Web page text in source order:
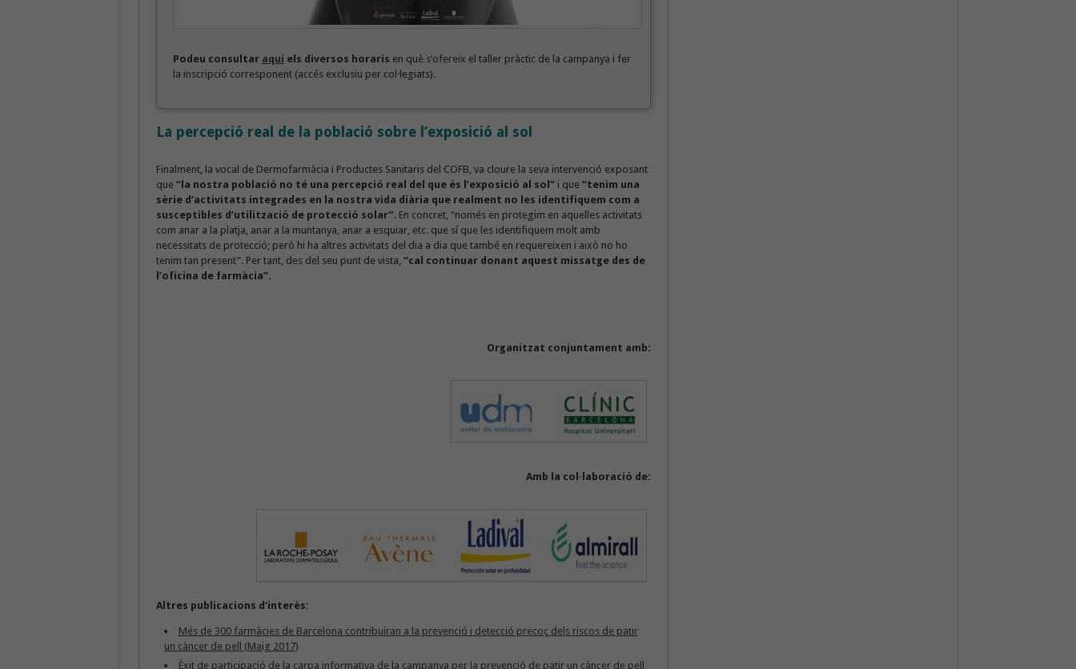
Podeu consultar aquíels diversos horaris en què s’ofereix el taller pràctic de la campanya i fer
la inscripció corresponent (accés exclusiu per col·legiats).
La percepció real de la població sobre l’exposició al sol
Finalment, la vocal de Dermofarmàcia i Productes Sanitaris del COFB, va cloure la seva intervenció exposant
que “la nostra població no té una percepció real del que és l’exposició al sol”i que “tenim una
sèrie d’activitats integrades en la nostra vida diària que realment no les identifiquem com a
susceptibles d’utilització de protecció solar”. En concret, “només en protegim en aquelles activitats
com anar a la platja, anar a la muntanya, anar a esquiar, etc. que sí que les identifiquem molt amb
necessitats de protecció; però hi ha altres activitats del dia a dia que també en requereixen i això no ho
tenim tan present”. Per tant, des del seu punt de vista, “cal continuar donant aquest missatge des de
l’oficina de farmàcia”.
Organitzat conjuntament amb:
Amb la col·laboració de:
Altres publicacions d’interès:
Més de 300 farmàcies de Barcelona contribuiran a la prevenció i detecció precoç dels riscos de patir
un càncer de pell (Maig 2017)
Èxit de participació de la carpa informativa de la campanya per la prevenció de patir un càncer de pell